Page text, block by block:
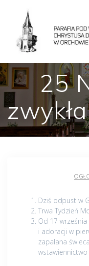
25
Dziś odpust w
Trwa Tydzień
Od 17
i adoracji w
zapalana
wstawiennictwo